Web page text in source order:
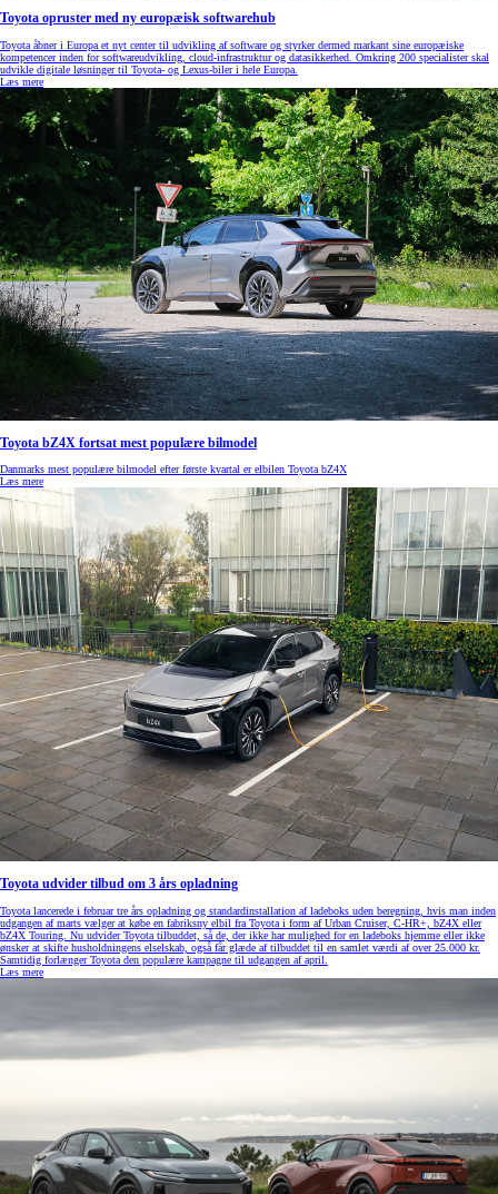
Toyota opruster med ny europæisk softwarehub
Toyota åbner i Europa et nyt center til udvikling af software og styrker dermed markant sine europæiske
kompetencer inden for softwareudvikling, cloud‑infrastruktur og datasikkerhed. Omkring 200 specialister skal
udvikle digitale løsninger til Toyota- og Lexus‑biler i hele Europa.
Læs mere
Toyota bZ4X fortsat mest populære bilmodel
Danmarks mest populære bilmodel efter første kvartal er elbilen Toyota bZ4X
Læs mere
Toyota udvider tilbud om 3 års opladning
Toyota lancerede i februar tre års opladning og standardinstallation af ladeboks uden beregning, hvis man inden
udgangen af marts vælger at købe en fabriksny elbil fra Toyota i form af Urban Cruiser, C-HR+, bZ4X eller
bZ4X Touring. Nu udvider Toyota tilbuddet, så de, der ikke har mulighed for en ladeboks hjemme eller ikke
ønsker at skifte husholdningens elselskab, også får glæde af tilbuddet til en samlet værdi af over 25.000 kr.
Samtidig forlænger Toyota den populære kampagne til udgangen af april.
Læs mere